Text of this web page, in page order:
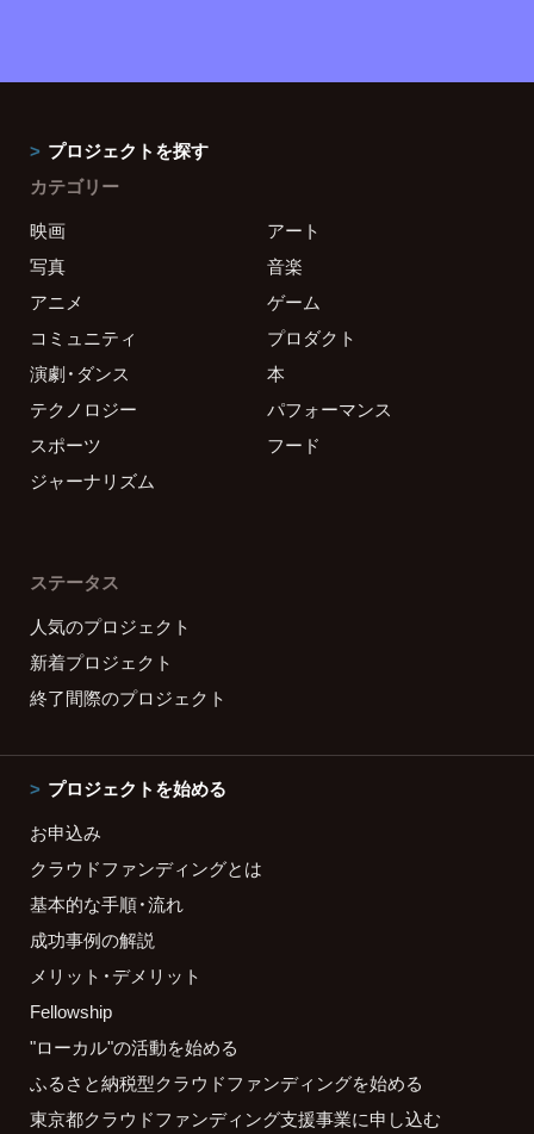
プロジェクトを探す
カテゴリー
映画
アート
写真
音楽
アニメ
ゲーム
コミュニティ
プロダクト
演劇・ダンス
本
テクノロジー
パフォーマンス
スポーツ
フード
ジャーナリズム
ステータス
人気のプロジェクト
新着プロジェクト
終了間際のプロジェクト
プロジェクトを始める
お申込み
クラウドファンディングとは
基本的な手順・流れ
成功事例の解説
メリット・デメリット
Fellowship
"ローカル"の活動を始める
ふるさと納税型クラウドファンディングを始める
東京都クラウドファンディング支援事業に申し込む